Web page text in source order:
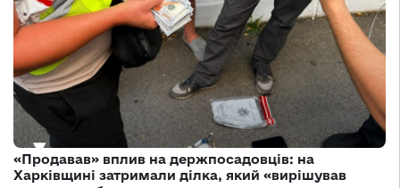
«Продавав» вплив на держпосадовців: на
Харківщині затримали ділка, який «вирішував